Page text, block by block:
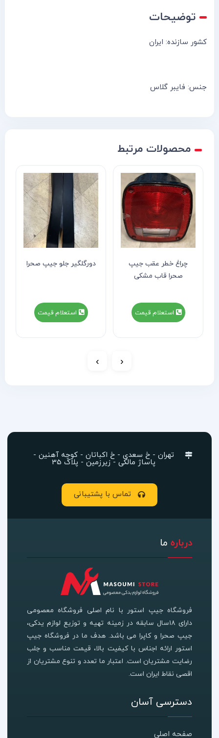
توضیحات
کشور سازنده: ایران
جنس: فایبر گلاس
محصولات مرتبط
چراغ خطر عقب جیپ
صحرا قاب مشکی
استعلام قیمت
دورگلگیر جلو جیپ صحرا
استعلام قیمت
‹
›
تهران - خ سعدی - خ اکباتان - کوچه آهنین -
پاساژ مالکی - زیرزمین - پلاک 35
تماس با پشتیبانی
درباره ما
فروشگاه جیپ استور با نام اصلی فروشگاه معصومی
دارای ۱۸سال سابقه در زمینه تهیه و توزیع لوازم یدکی،
جیپ صحرا و کاپرا می باشد. هدف ما در فروشگاه جیپ
استور ارائه اجناس با کیفیت بالا، قیمت مناسب و جلب
رضایت مشتریان است. اعتبار ما تعدد و تنوع مشتریان از
اقصی نقاط ایران است.
دسترسی آسان
صفحه اصلی